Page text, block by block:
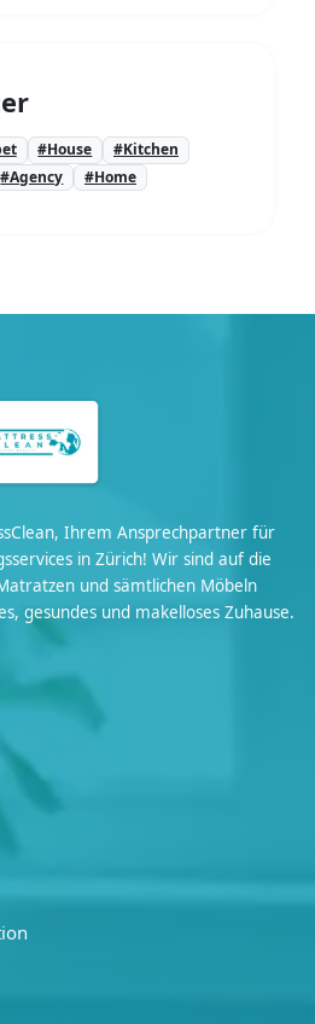
#House
#Kitchen
#Agency #Home
Ihrem Ansprechpartner für
in Zürich! Wir sind auf die
und sämtlichen Möbeln
gesundes und makelloses Zuhause.